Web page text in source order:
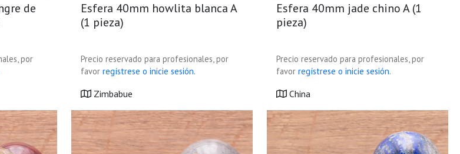
de
por
Esfera 40mm howlita blanca A
(1 pieza)
Precio reservado para profesionales, por
favor regístrese o inicie sesión.
Zimbabue
Esfera 40mm jade chino A (1
pieza)
Precio reservado para profesionales, por
favor regístrese o inicie sesión.
China